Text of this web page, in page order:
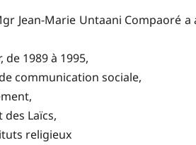
Jean-Marie Untaani Compaoré
1989 à 1995,
communication sociale,
Laïcs,
religieux